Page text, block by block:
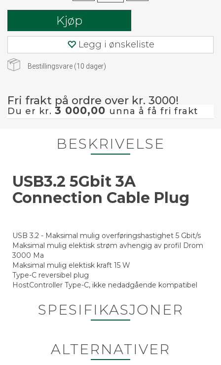
Kjøp
Legg i ønskeliste
Bestillingsvare (10 dager)
Fri frakt på ordre over kr. 3000!
Du er kr. 3 000,00 unna å få fri frakt
BESKRIVELSE
USB3.2 5Gbit 3A
Connection Cable Plug
USB 3.2 - Maksimal mulig overføringshastighet 5 Gbit/s
Maksimal mulig elektisk strøm avhengig av profil Drom
3000 Ma
Maksimal mulig elektisk kraft 15 W
Type-C reversibel plug
HostController Type-C, ikke nedadgående kompatibel
SPESIFIKASJONER
ALTERNATIVER